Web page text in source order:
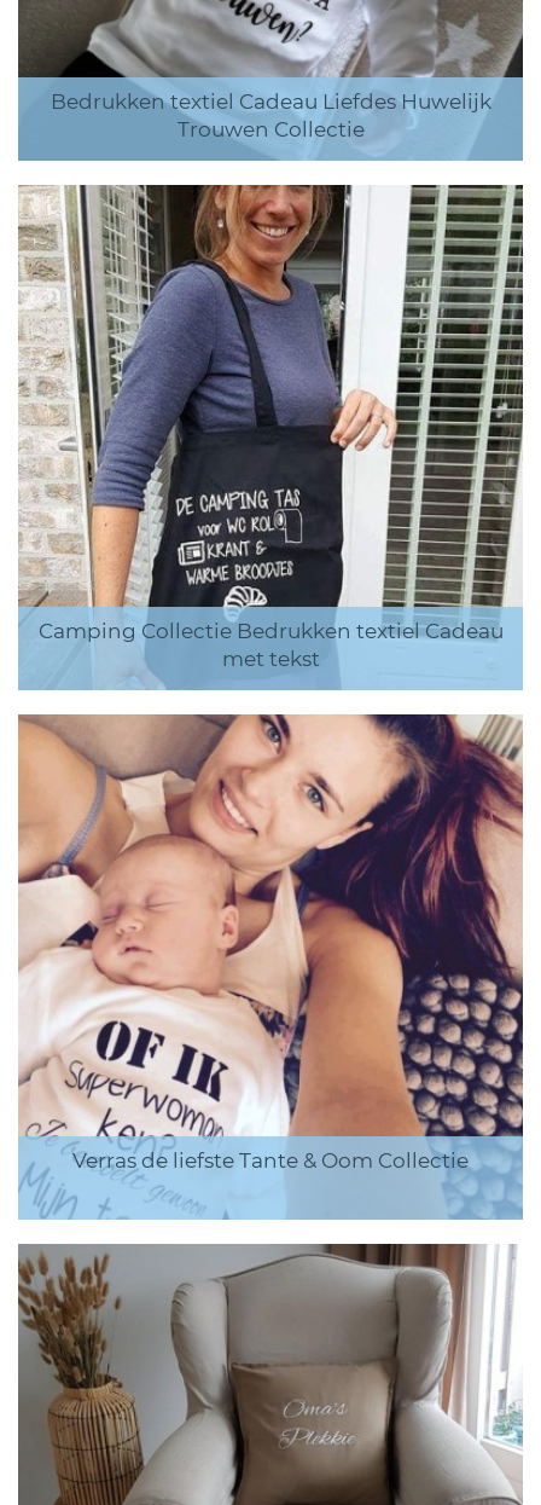
Bedrukken textiel Cadeau Liefdes Huwelijk
Trouwen Collectie
Camping Collectie Bedrukken textiel Cadeau
met tekst
Verras de liefste Tante & Oom Collectie